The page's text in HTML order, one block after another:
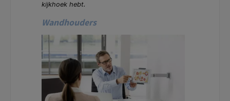
kijkhoek hebt.
Wandhouders